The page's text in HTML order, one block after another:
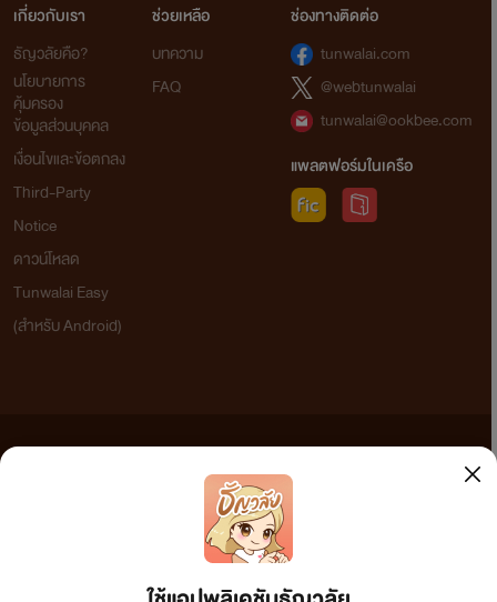
เกี่ยวกับเรา
ธัญวลัยคือ?
นโยบายการ
คุ้มครอง
ข้อมูลส่วนบุคคล
เงื่อนไขและข้อตกลง
Third-Party
Notice
ดาวน์โหลด
Tunwalai Easy
(สำหรับ Android)
ช่วยเหลือ
บทความ
FAQ
ช่องทางติดต่อ
tunwalai.com
@webtunwalai
tunwalai@ookbee.com
แพลตฟอร์มในเครือ
เว็บไซต์แห่งนี้ไม่ได้เห็นด้วยและไม่ขอรับผิดชอบต่อข้อความใดๆ ทั้งสิ้น ดังนั้นผู้อ่านทุกท่านโปรดใช้
วิจารณญาณในการกลั่นกรองด้วยตนเอง และหากท่านพบข้อความใดๆ ที่ขัดต่อกฎหมายและศีลธรรม
กรุณาแจ้งมาที่ tunwalai@ookbee.com เพื่อทีมงานจะได้ดำเนินการในทันที ทั้งนี้ ทางเว็บไซต์ขอสงวน
ลิขสิทธิ์ตามพระราชบัญญัติลิขสิทธิ์ (ฉบับเพิ่มเติม) พ.ศ.2558